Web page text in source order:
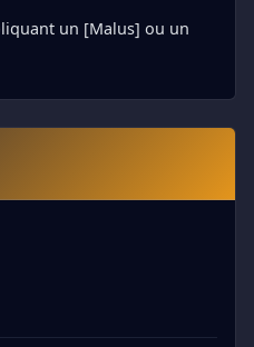
un [Malus] ou un